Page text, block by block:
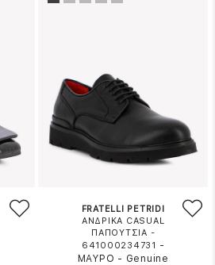
FRATELLI PETRIDI
ΑΝΔΡΙΚΑ CASUAL
ΠΑΠΟΥΤΣΙΑ -
641000234731 -
ΜΑΥΡΟ - Genuine